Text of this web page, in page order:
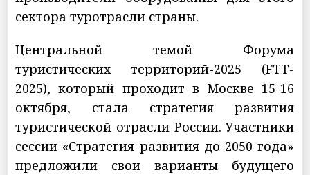
сектора туротрасли страны.
Центральной темой Форума
туристических территорий-2025 (FTT-
2025), который проходит в Москве 15-16
октября, стала стратегия развития
туристической отрасли России. Участники
сессии «Стратегия развития до 2050 года»
предложили свои варианты будущего